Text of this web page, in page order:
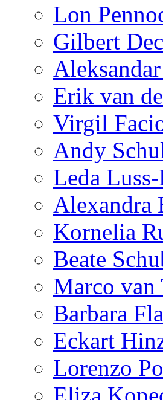
Lon
Gilbert
Erik van
Virgil
Andy
Leda
Alexandra
Kornelia
Beate
Marco
Barbara
Eckart
Lorenzo
Eliza